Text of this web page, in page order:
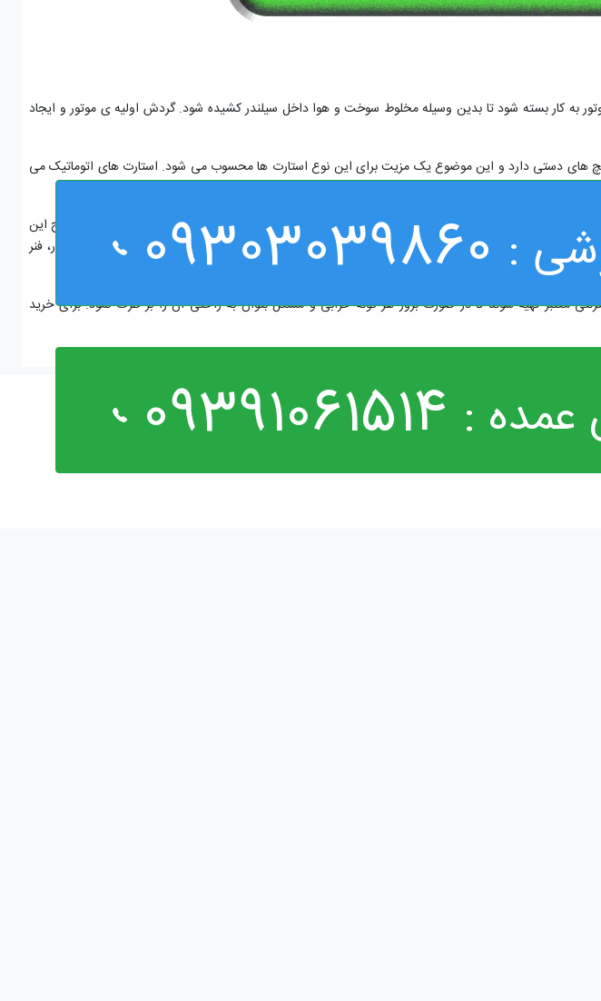
به کار بسته شود تا بدین وسیله مخلوط سوخت و هوا داخل سیلندر کشیده شود. گردش اولیه ی موتور و ایجاد
های دستی دارد و این موضوع یک مزیت برای این نوع استارت ها محسوب می شود. استارت های اتوماتیک می
تمامی موتور های جدید موجود در بازار دارای این نوع استارت هستند.
است. پس از ورود جریان به استارت و عملکرد قطعات، فنر به حالت قبلی خود باز می گردد. عملکرد صحیح این
در لحظه های اولیه ی استارت موتور و روشن شدن اش باید قطعات درگیر شوند و بعد از روشن شدن موتور، فنر
استارت موتور سیکلت به خوبی عمل نکند ممکن است به دلیل خرابی فنر تعبیه شده در آن باشد.
معتبر تهیه شوند تا در صورت بروز هر گونه خرابی و مشکل بتوان به راحتی آن را بر طرف نمود. برای خرید
:
09303039860
عمده : 09391061514